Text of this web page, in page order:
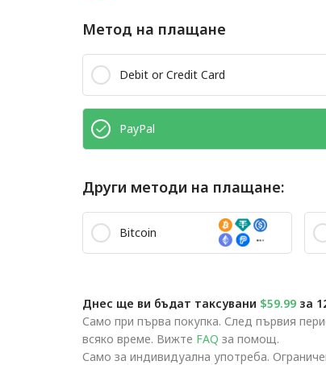
Метод на плащане
Debit or Credit Card
PayPal
Други методи на плащане:
Bitcoin
Днес ще ви бъдат таксувани $59.99 за
Само при първа покупка. След първия
всяко време. Вижте FAQ за помощ.
Само за индивидуална употреба.